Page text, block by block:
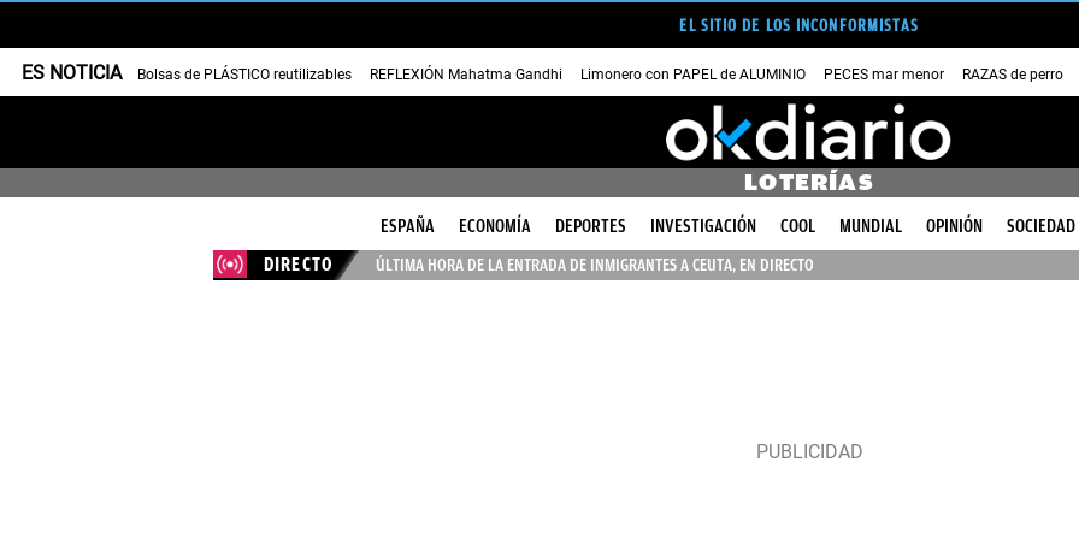
EL SITIO DE LOS INCONFORMISTAS
ES NOTICIA Bolsas de PLÁSTICO reutilizables REFLEXIÓN Mahatma Gandhi Limonero con PAPEL de ALUMINIO PECES mar menor RAZAS de perro
LOTERÍAS
ESPAÑA ECONOMÍA DEPORTES INVESTIGACIÓN COOL MUNDIAL OPINIÓN SOCIEDAD
DIRECTO
ÚLTIMA HORA DE LA ENTRADA DE INMIGRANTES A CEUTA, EN DIRECTO